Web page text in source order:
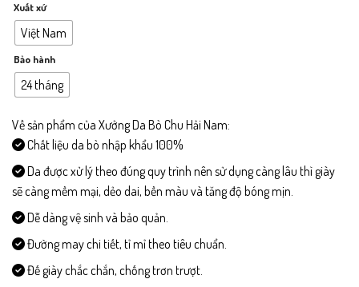
Xuất xứ
Việt Nam
Bảo hành
24 tháng
Về sản phẩm của Xưởng Da Bò Chu Hải Nam:
Chất liệu da bò nhập khẩu 100%
Da được xử lý theo đúng quy trình nên sử dụng càng lâu thì giày
sẽ càng mềm mại, dẻo dai, bền màu và tăng độ bóng mịn.
Dễ dàng vệ sinh và bảo quản.
Đường may chi tiết, tỉ mỉ theo tiêu chuẩn.
Đế giày chắc chắn, chống trơn trượt.